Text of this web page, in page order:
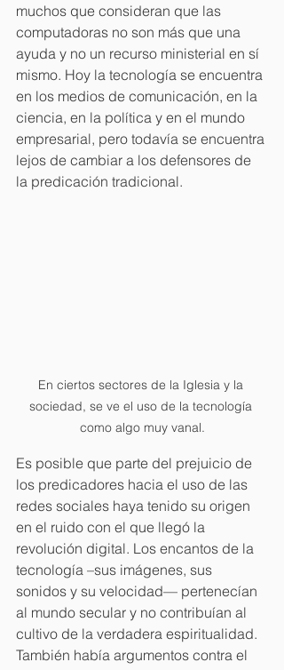
muchos que consideran que las
computadoras no son más que una
ayuda y no un recurso ministerial en sí
mismo. Hoy la tecnología se encuentra
en los medios de comunicación, en la
ciencia, en la política y en el mundo
empresarial, pero todavía se encuentra
lejos de cambiar a los defensores de
la predicación tradicional.
En ciertos sectores de la Iglesia y la
sociedad, se ve el uso de la tecnología
como algo muy vanal.
Es posible que parte del prejuicio de
los predicadores hacia el uso de las
redes sociales haya tenido su origen
en el ruido con el que llegó la
revolución digital. Los encantos de la
tecnología –sus imágenes, sus
sonidos y su velocidad— pertenecían
al mundo secular y no contribuían al
cultivo de la verdadera espiritualidad.
También había argumentos contra el